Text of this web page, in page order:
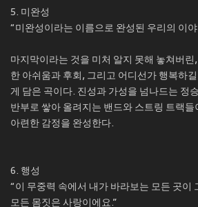
5. 미완성
“미완성이라는 이름으로 완성된 우리의 이야
마지막이라는 것을 미처 알지 못해 놓쳐버린,
한 아쉬움과 후회, 그리고 어디선가 행복하
게 담은 곡이다. 진성과 가성을 넘나드는 정
반부로 쌓아 올려지는 밴드와 스트링 트랙
아련한 감정을 완성한다.
6. 행성
“이 무중력 속에서 내가 바라보는 모든 곳이
모든 몸짓은 사랑이에요.”